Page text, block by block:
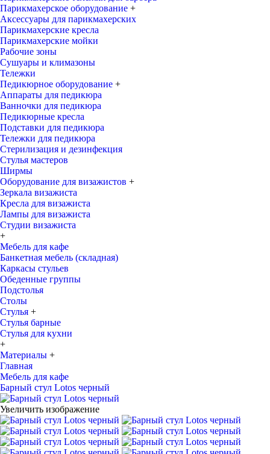
Парикмахерское оборудование +
Аксессуары для парикмахерских
Парикмахерские кресла
Парикмахерские мойки
Рабочие зоны
Сушуары и климазоны
Тележки
Педикюрное оборудование +
Аппараты для педикюра
Ванночки для педикюра
Педикюрные кресла
Подставки для педикюра
Тележки для педикюра
Стерилизация и дезинфекция
Стулья мастеров
Ширмы
Оборудование для визажистов +
Зеркала визажиста
Кресла для визажиста
Лампы для визажиста
Студии визажиста
+
Мебель для кафе
Банкетная мебель (складная)
Каркасы стульев
Обеденные группы
Подстолья
Столы
Стулья +
Стулья барные
Стулья для кухни
+
Материалы +
Главная
Мебель для кафе
Барный стул Lotos черный
Увеличить изображение